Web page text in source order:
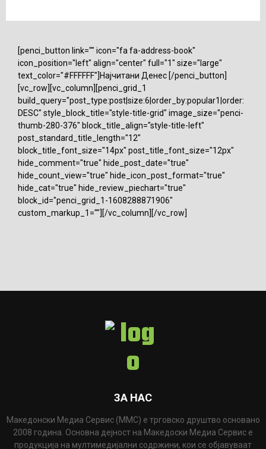
[penci_button link="" icon="fa fa-address-book"
icon_position="left" align="center" full="1" size="large"
text_color="#FFFFFF"]Најчитани Денес [/penci_button]
[vc_row][vc_column][penci_grid_1
build_query="post_type:post|size:6|order_by:popular1|order:
DESC" style_block_title="style-title-grid" image_size="penci-
thumb-280-376" block_title_align="style-title-left"
post_standard_title_length="12"
block_title_font_size="14px" post_title_font_size="12px"
hide_comment="true" hide_post_date="true"
hide_count_view="true" hide_icon_post_format="true"
hide_cat="true" hide_review_piechart="true"
block_id="penci_grid_1-1608288871906"
custom_markup_1=""][/vc_column][/vc_row]
ЗА НАС
Македонски Медиа Сервис (ММС) е трговско друштво основано
2008 година. Основна дејност на Македоски Медиа Сервис е
продукција на мултимедијални содржини, кои се објавуваат